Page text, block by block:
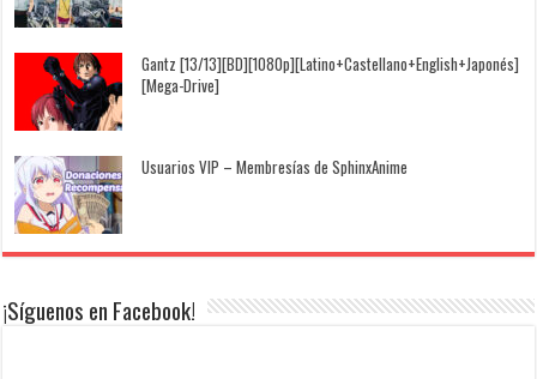
Gantz [13/13][BD][1080p][Latino+Castellano+English+Japonés]
[Mega-Drive]
Usuarios VIP – Membresías de SphinxAnime
¡Síguenos en Facebook!